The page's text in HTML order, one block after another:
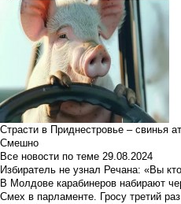
Страсти в Приднестровье – свинья
Смешно
Все новости по теме 29.08.2024
Избиратель не узнал Речана: «Вы
В Молдове карабинеров набирают
Смех в парламенте. Гросу третий